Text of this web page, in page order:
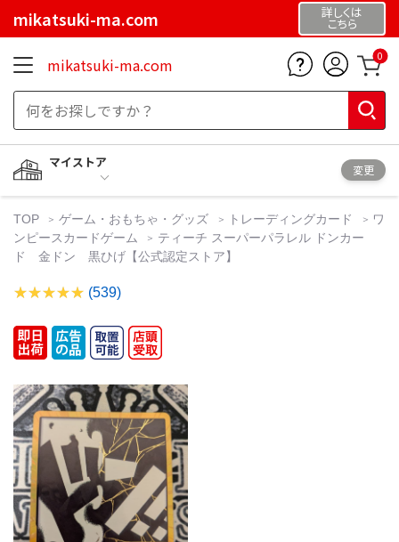
mikatsuki-ma.com 詳しくは
こちら
mikatsuki-ma.com 0
マイストア
変更
TOP ゲーム・おもちゃ・グッズ トレーディングカード
ワ
ンピースカードゲーム
ティーチ スーパーパラレル ドンカー
ド 金ドン 黒ひげ【公式認定ストア】
(539)